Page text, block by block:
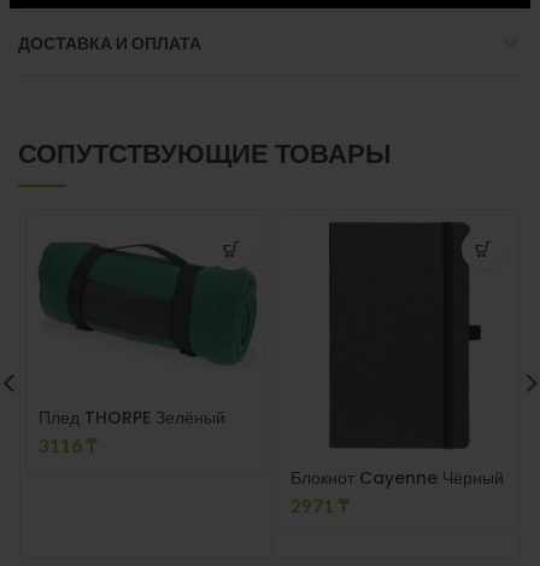
ДОСТАВКА И ОПЛАТА
СОПУТСТВУЮЩИЕ ТОВАРЫ
Плед THORPE Зелёный
3116 ₸
Блокнот Cayenne Чёрный
2971 ₸